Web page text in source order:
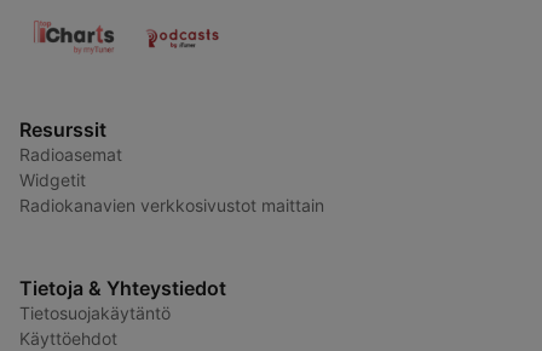
Resurssit
Radioasemat
Widgetit
Radiokanavien verkkosivustot maittain
Tietoja & Yhteystiedot
Tietosuojakäytäntö
Käyttöehdot